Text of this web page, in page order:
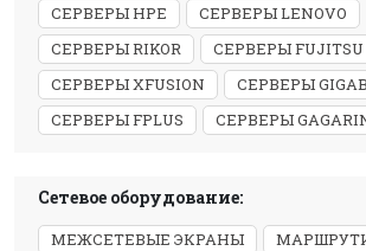
СЕРВЕРЫ HPE
СЕРВЕРЫ LENOVO
СЕРВЕРЫ RIKOR
СЕРВЕРЫ FUJITSU
СЕРВЕРЫ XFUSION
СЕРВЕРЫ
СЕРВЕРЫ FPLUS
СЕРВЕРЫ
Сетевое оборудование:
МЕЖСЕТЕВЫЕ ЭКРАНЫ